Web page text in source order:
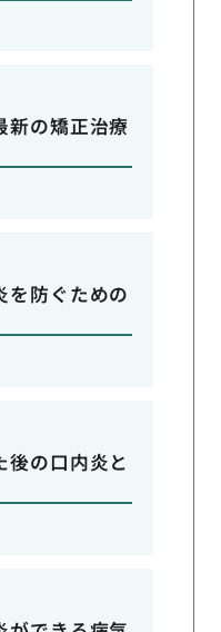
新の矯正治療
を防ぐための
後の口内炎と